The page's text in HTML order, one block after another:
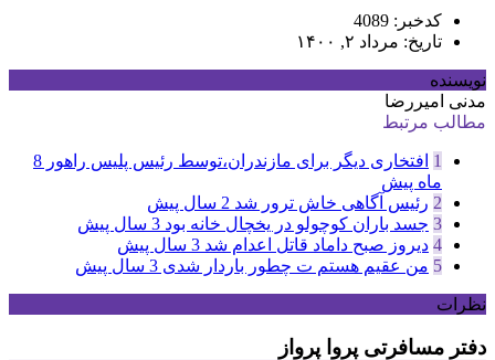
کدخبر: 4089
تاریخ: مرداد ۲, ۱۴۰۰
نویسنده
مدنی امیررضا
مطالب مرتبط
1 افتخاری دیگر برای مازندران،توسط رئیس پلیس راهور 8
ماه پیش
2 رئیس آگاهی خاش ترور شد 2 سال پیش
3 جسد باران کوچولو در یخچال خانه بود 3 سال پیش
4 دیروز صبح داماد قاتل اعدام شد 3 سال پیش
5 من عقیم هستم ت چطور باردار شدی 3 سال پیش
نظرات
دفتر مسافرتی پروا پرواز